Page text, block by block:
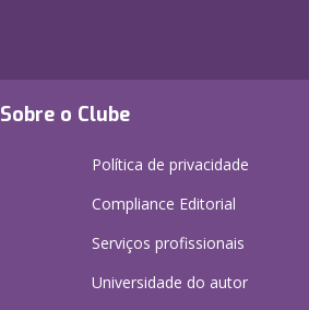
Sobre o Clube
Política de privacidade
Compliance Editorial
Serviços profissionais
Universidade do autor